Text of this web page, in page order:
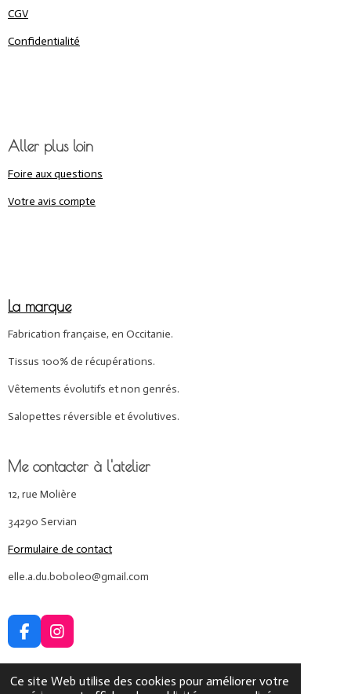
Ce site Web utilise des cookies pour améliorer votre
CGV
Confidentialité
Aller plus loin
Foire aux questions
Votre avis compte
La marque
Fabrication française, en Occitanie.
Tissus 100% de récupérations.
Vêtements évolutifs et non genrés.
Salopettes réversible et évolutives.
Me contacter à l'atelier
12, rue Molière
34290 Servian
Formulaire de contact
elle.a.du.boboleo@gmail.com
F
a
c
e
I
n
s
t
© 2024 - 2026 Elle a du Bobo Léo